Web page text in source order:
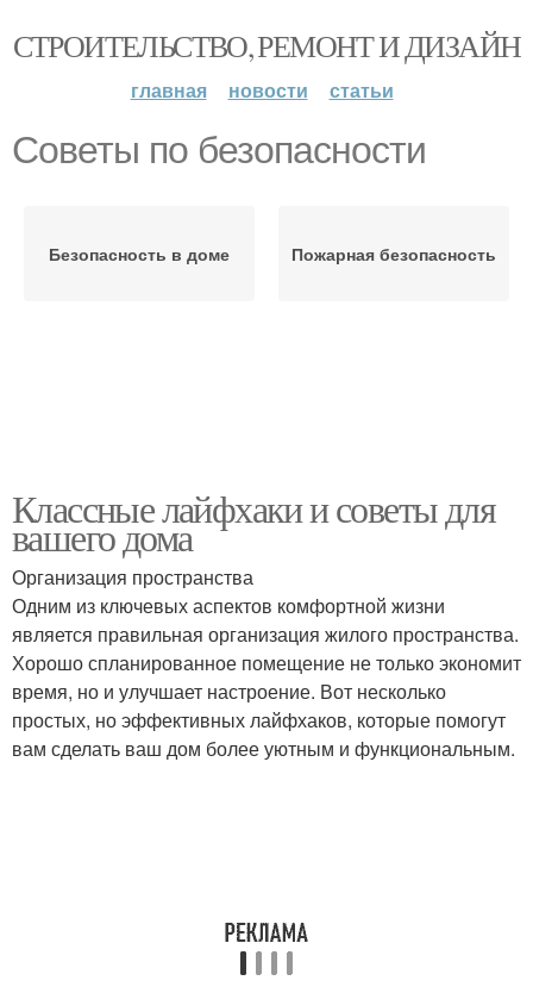
СТРОИТЕЛЬСТВО, РЕМОНТ И ДИЗАЙН
главная новости статьи
Советы по безопасности
Безопасность в доме Пожарная безопасность
Классные лайфхаки и советы для
вашего дома
Организация пространства
Одним из ключевых аспектов комфортной жизни
является правильная организация жилого пространства.
Хорошо спланированное помещение не только экономит
время, но и улучшает настроение. Вот несколько
простых, но эффективных лайфхаков, которые помогут
вам сделать ваш дом более уютным и функциональным.